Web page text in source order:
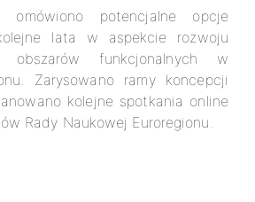
omówiono potencjalne opcje
lata w aspekcie rozwoju
obszarów funkcjonalnych w
Zarysowano ramy koncepcji
kolejne spotkania online
Rady Naukowej Euroregionu.